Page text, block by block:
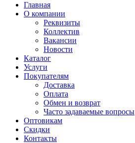
Главная
О компании
Реквизиты
Коллектив
Вакансии
Новости
Каталог
Услуги
Покупателям
Доставка
Оплата
Обмен и возврат
Часто задаваемые вопросы
Оптовикам
Скидки
Контакты